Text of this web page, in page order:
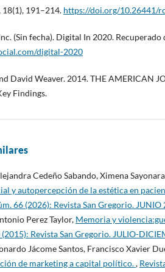
191–214. https://doi.org/10.26441/
(Sin fecha). Digital In 2020. Recuperado
digital-2020
David Weaver. 2014. THE AMERICAN
Findings.
Cedeño Sabando, Ximena
y autopercepción de la estética en
66 (2026): Revista San Gregorio. JUNIO
Perez Taylor, Memoria y
Revista San Gregorio. JULIO-
Jácome Santos, Francisco Xavier
de marketing a capital político.,